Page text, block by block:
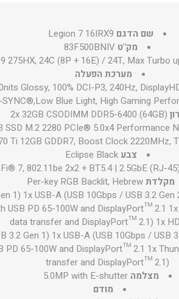
₪667
₪667
שם הדגם Legion 7 16IRX9
מק"ט 83F500BNIV
24C (8P + 16E) / 24T, Max Turbo
מערכת הפעלה
Glossy, 100% DCI-P3, 240Hz,
Blue Light, High Gaming
2x 32GB CSODIMM DDR5-6400 (64GB)
SSD M.2 2280 PCIe® 5.0x4 Performance
Ti 12GB GDDR7, Boost Clock 2220MHz,
צבע Eclipse Black
7, 802.11be 2x2 + BT5.4 | 2.5GbE (RJ-45)
מקלדתPer-key RGB Backlit, Hebrew
1) 1x USB-A (USB 10Gbps / USB 3.2
USB PD 65-100W and DisplayPort™ 2.1
data transfer and DisplayPort™ 2.1) 1x
3.2 Gen 1) 1x USB-A (USB 10Gbps / USB
PD 65-100W and DisplayPort™ 2.1 1x
transfer and DisplayPort™ 2.1)
מצלמה 5.0MP with E-shutter
מודם